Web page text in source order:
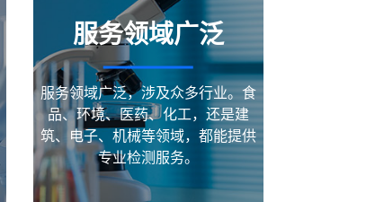
服务领域广泛
服务领域广泛，涉及众多行业。食
品、环境、医药、化工，还是建
筑、电子、机械等领域，都能提供
专业检测服务。